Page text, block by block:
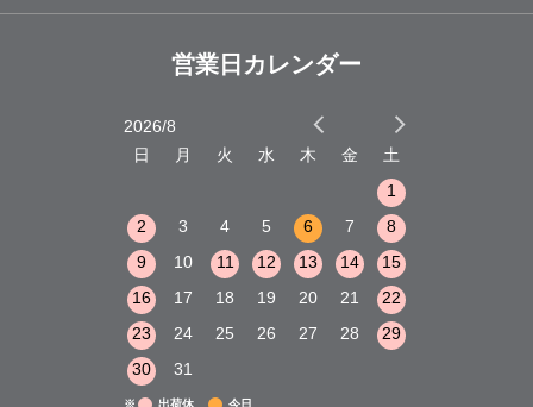
営業日カレンダー
2026/8
日
月 火 水 木 金
土
1
2
3 4 5 6 7
8
9
10 11 12 13 14
15
16
17 18 19 20 21
22
23
24 25 26 27 28
29
30
31
※ 出荷休 今日